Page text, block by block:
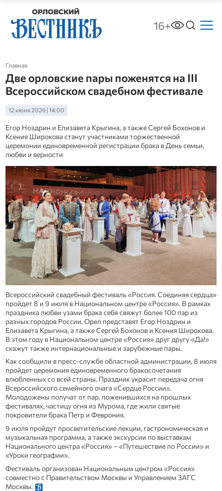
16+
Главная
Две орловские пары поженятся на III
Всероссийском свадебном фестивале
12 июня 2026 | 14:00
Егор Ноздрин и Елизавета Крыгина, а также Сергей Бохонов и
Ксения Широкова станут участниками торжественной
церемонии единовременной регистрации брака в День семьи,
любви и верности
Всероссийский свадебный фестиваль «Россия. Соединяя сердца»
пройдет 8 и 9 июля в Национальном центре «Россия». В рамках
праздника любви узами брака себя свяжут более 100 пар из
разных городов России. Орел представят Егор Ноздрин и
Елизавета Крыгина, а также Сергей Бохонов и Ксения Широкова.
В этом году в Национальном центре «Россия» друг другу «Да!»
скажут также интернациональные и зарубежные пары.
Как сообщили в пресс-службе областной администрации, 8 июля
пройдет церемония единовременного бракосочетания
влюбленных со всей страны. Праздник украсит передача огня
Всероссийского семейного очага «Сердце России».
Молодожены получат от пар, поженившихся на прошлых
фестивалях, частицу огня из Мурома, где жили святые
покровители брака Петр и Феврония.
9 июля пройдут просветительские лекции, гастрономическая и
музыкальная программа, а также экскурсии по выставкам
Национального центра «Россия» – «Путешествие по России» и
«Уроки географии».
Фестиваль организован Национальным центром «Россия»
совместно с Правительством Москвы и Управлением ЗАГС
Москвы.